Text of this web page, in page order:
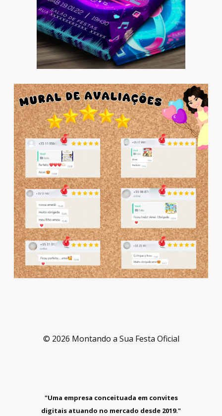
© 2026 Montando a Sua Festa Oficial
"Uma empresa conceituada em convites
digitais atuando no mercado desde 2019."